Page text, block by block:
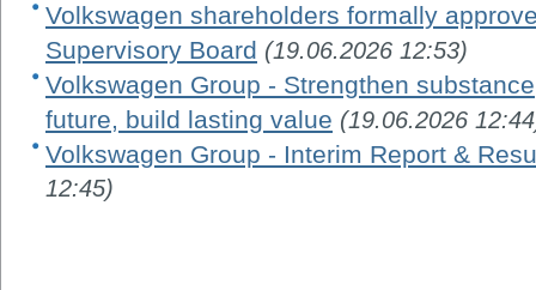
Volkswagen shareholders formally
Supervisory Board (19.06.2026 12:53)
Volkswagen Group - Strengthen
future, build lasting value (19.06.2026
Volkswagen Group - Interim Report &
12:45)